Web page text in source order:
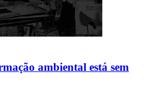
ambiental está sem